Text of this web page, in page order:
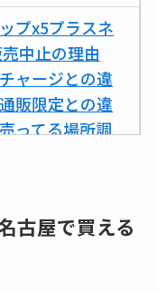
プx5プラスネ
中止の理由
ャージとの違
販限定との違
ってる場所調
はどこで売っ
古屋で買える